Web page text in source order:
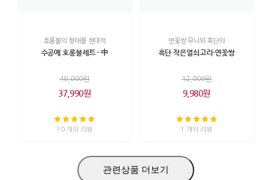
호롱불의 형태를 현대적
수공예 호롱불세트 - 中
40,000원
37,990원
10 개의 리뷰
연꽃쌍 무늬와 흑단의
흑단 작은열쇠고리-연꽃쌍
12,000원
9,980원
1 개의 리뷰
관련상품 더보기